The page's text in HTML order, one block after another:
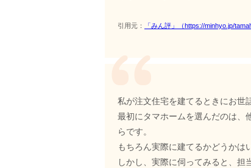
引用元： 「みん評」（https://minhyo.jp/
私が注文住宅を建てるときにお世
最初にタマホームを選んだのは、
らです。
もちろん実際に建てるかどうかは
しかし、実際に伺ってみると、担